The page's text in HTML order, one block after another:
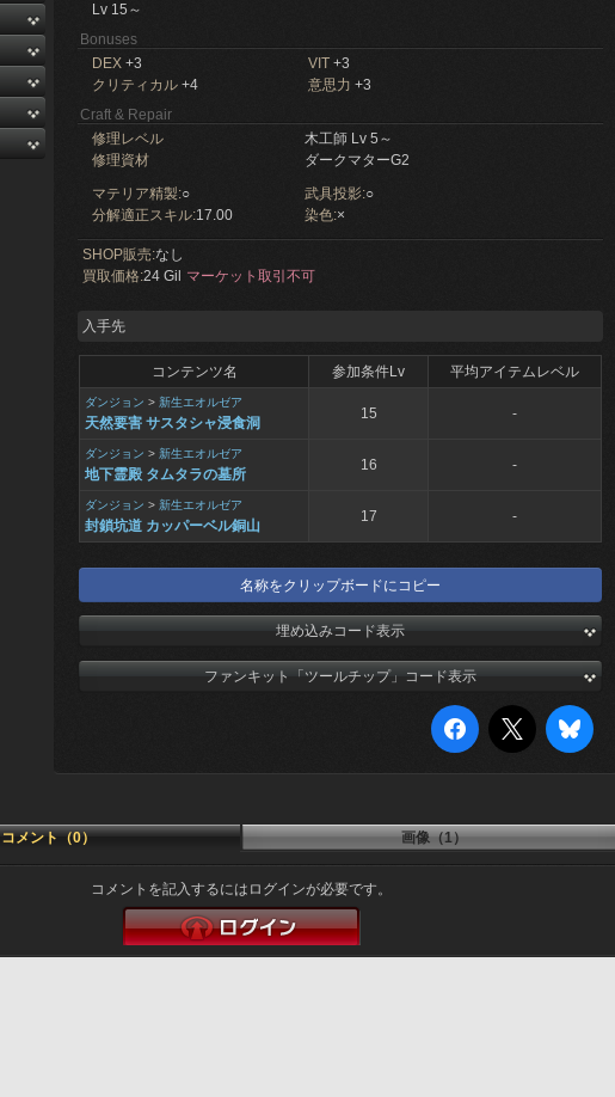
Lv 15～
Bonuses
DEX +3 VIT +3
クリティカル +4 意思力 +3
Craft & Repair
修理レベル
木工師 Lv 5～
修理資材
ダークマターG2
マテリア精製:○ 武具投影:○
分解適正スキル:17.00 染色:×
SHOP販売:なし
買取価格:24 Gil マーケット取引不可
入手先
コンテンツ名 参加条件Lv 平均アイテムレベル
ダンジョン > 新生エオルゼア
天然要害 サスタシャ浸食洞
15 -
ダンジョン > 新生エオルゼア
地下霊殿 タムタラの墓所
16 -
ダンジョン > 新生エオルゼア
封鎖坑道 カッパーベル銅山
17 -
名称をクリップボードにコピー
埋め込みコード表示
ファンキット「ツールチップ」コード表示
コメント（0） 画像（1）
コメントを記入するにはログインが必要です。